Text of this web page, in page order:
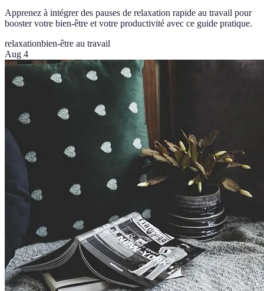
Apprenez à intégrer des pauses de relaxation rapide au travail pour
booster votre bien-être et votre productivité avec ce guide pratique.
relaxationbien-être au travail
Aug 4